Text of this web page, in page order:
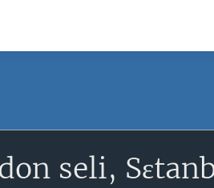
seli,